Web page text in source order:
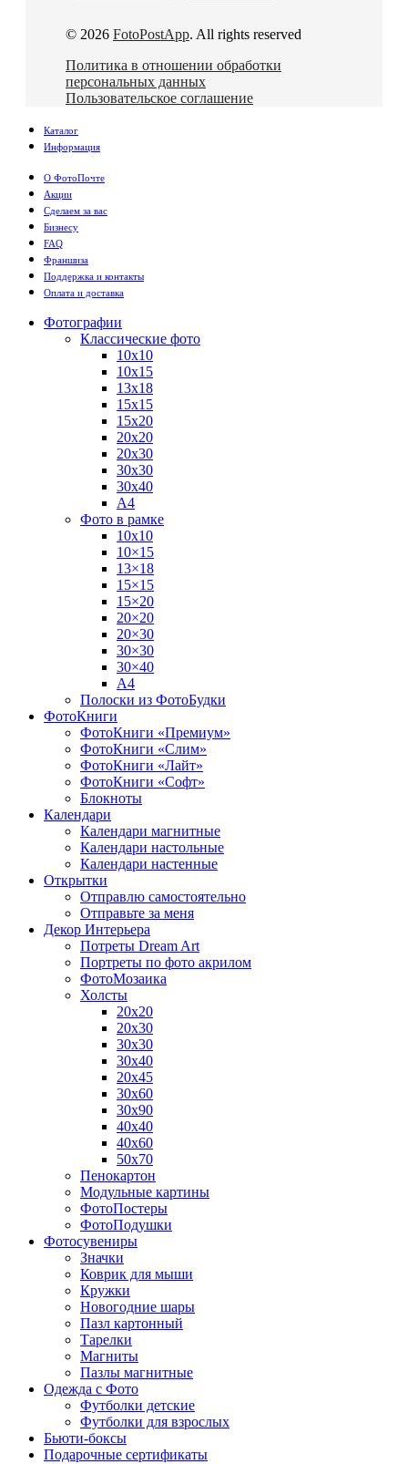
© 2026 FotoPostApp. All rights reserved
Политика в отношении обработки
персональных данных
Пользовательское соглашение
Каталог
Информация
О ФотоПочте
Акции
Сделаем за вас
Бизнесу
FAQ
Франшиза
Поддержка и контакты
Оплата и доставка
Фотографии
Классические фото
10х10
10х15
13х18
15х15
15х20
20х20
20х30
30х30
30х40
А4
Фото в рамке
10х10
10×15
13×18
15×15
15×20
20×20
20×30
30×30
30×40
A4
Полоски из ФотоБудки
ФотоКниги
ФотоКниги «Премиум»
ФотоКниги «Слим»
ФотоКниги «Лайт»
ФотоКниги «Софт»
Блокноты
Календари
Календари магнитные
Календари настольные
Календари настенные
Открытки
Отправлю самостоятельно
Отправьте за меня
Декор Интерьера
Потреты Dream Art
Портреты по фото акрилом
ФотоМозаика
Холсты
20х20
20х30
30х30
30х40
20х45
30х60
30х90
40х40
40х60
50х70
Пенокартон
Модульные картины
ФотоПостеры
ФотоПодушки
Фотоcувениры
Значки
Коврик для мыши
Кружки
Новогодние шары
Пазл картонный
Тарелки
Магниты
Пазлы магнитные
Одежда с Фото
Футболки детские
Футболки для взрослых
Бьюти-боксы
Подарочные сертификаты